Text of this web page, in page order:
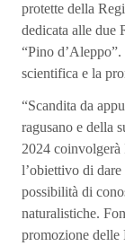
protette della
dedicata alle due
“Pino
scientifica e la
“Scandita da
ragusano e della
2024 coinvolgerà
l’obiettivo di
possibilità di
naturalistiche.
promozione delle